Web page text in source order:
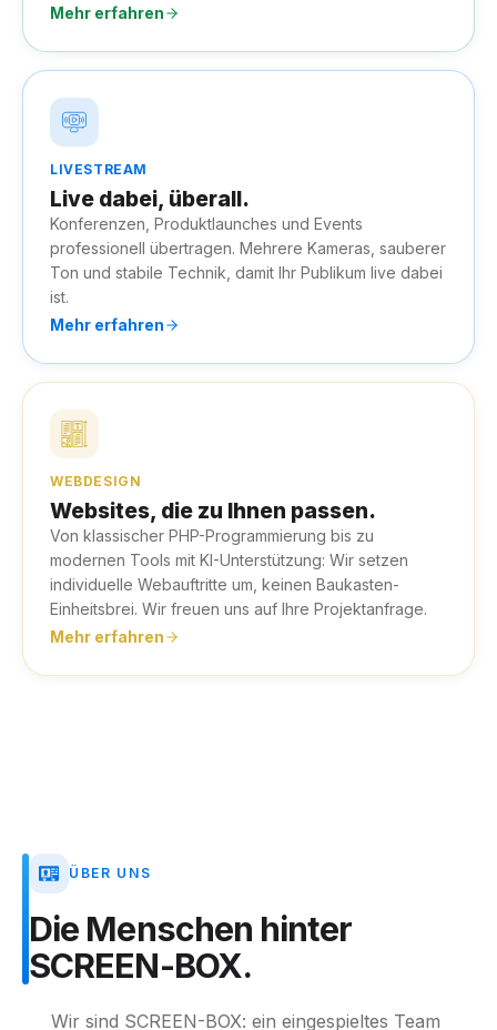
Mehr erfahren
LIVESTREAM
Live dabei, überall.
Konferenzen, Produktlaunches und Events
professionell übertragen. Mehrere Kameras, sauberer
Ton und stabile Technik, damit Ihr Publikum live dabei
ist.
Mehr erfahren
WEBDESIGN
Websites, die zu Ihnen passen.
Von klassischer PHP-Programmierung bis zu
modernen Tools mit KI-Unterstützung: Wir setzen
individuelle Webauftritte um, keinen Baukasten-
Einheitsbrei. Wir freuen uns auf Ihre Projektanfrage.
Mehr erfahren
ÜBER UNS
Die Menschen hinter
SCREEN-BOX.
Wir sind SCREEN-BOX: ein eingespieltes Team